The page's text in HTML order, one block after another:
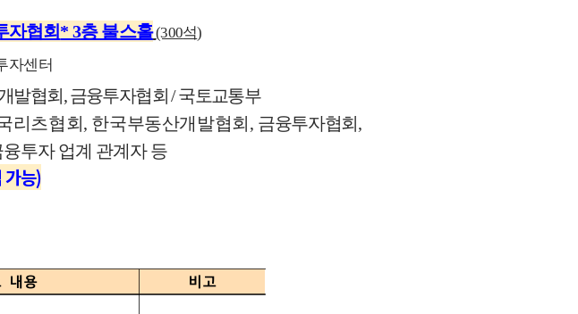
자협회* 3층 불스홀(300석)
자센터
발협회 ,금융투자협회/국토교통부
리츠협회 , 한국부동산개발협회 , 금융투자협회 ,
융투자 업계 관계자 등
가능)